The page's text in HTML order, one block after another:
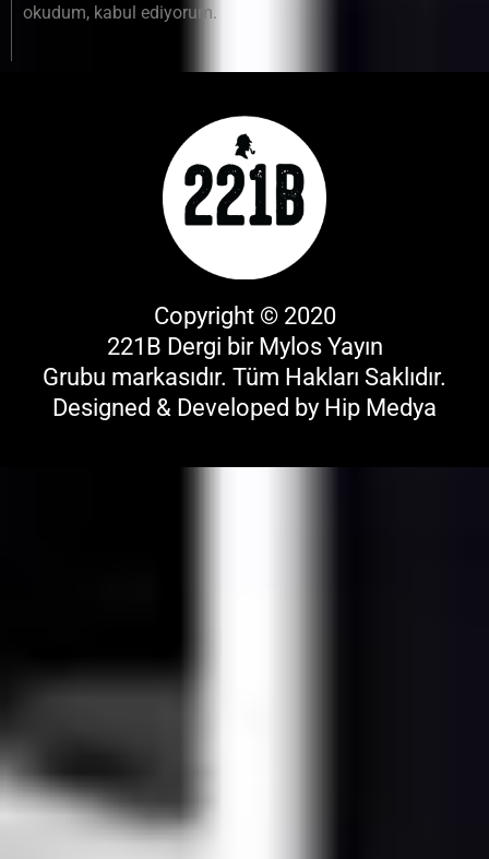
okudum, kabul ediyorum.
Copyright © 2020
221B Dergi bir Mylos Yayın
Grubu markasıdır. Tüm Hakları Saklıdır.
Designed & Developed by Hip Medya